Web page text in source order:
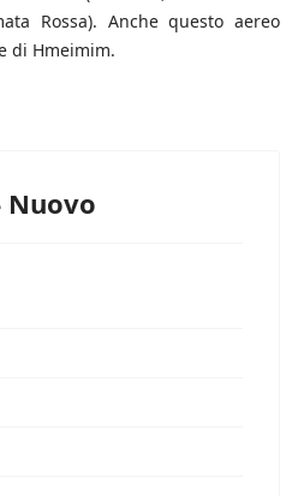
Rossa). Anche questo aereo
di Hmeimim.
Nuovo